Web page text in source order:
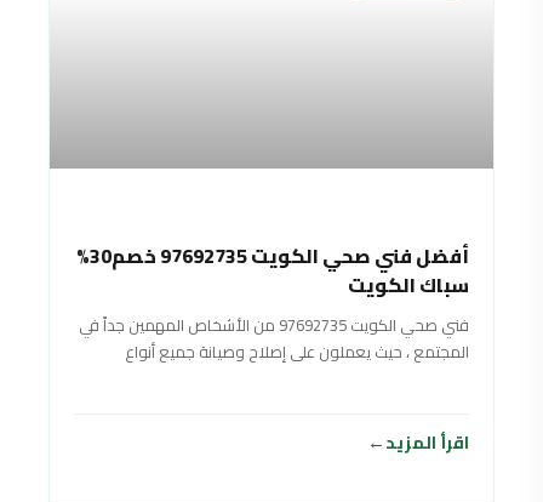
أفضل فني صحي الكويت 97692735 خصم30%
سباك الكويت
فني صحي الكويت 97692735 من الأشخاص المهمين جداً في
المجتمع ، حيث يعملون على إصلاح وصيانة جميع أنواع
اقرأ المزيد